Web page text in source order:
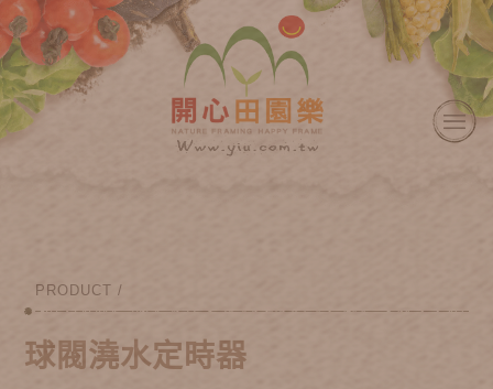
PRODUCT /
球閥澆水定時器